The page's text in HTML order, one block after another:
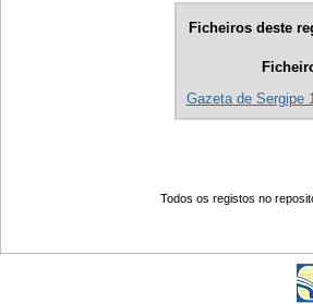
Ficheiros deste
Gazeta de Sergipe
Todos os registos no